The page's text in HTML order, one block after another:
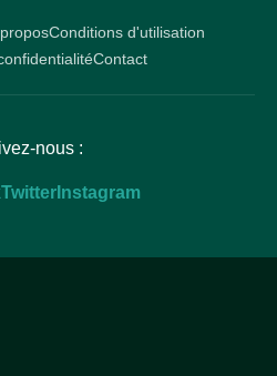
Conditions d'utilisation
Contact
nous :
Twitter Instagram